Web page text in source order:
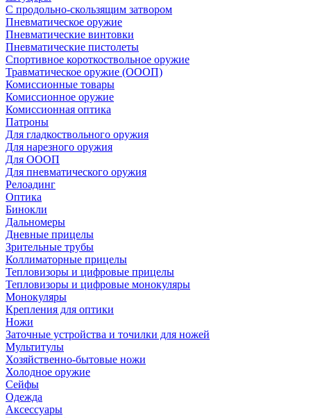
С продольно-скользящим затвором
Пневматическое оружие
Пневматические винтовки
Пневматические пистолеты
Спортивное короткоствольное оружие
Травматическое оружие (ОООП)
Комиссионные товары
Комиссионное оружие
Комиссионная оптика
Патроны
Для гладкоствольного оружия
Для нарезного оружия
Для ОООП
Для пневматического оружия
Релоадинг
Оптика
Бинокли
Дальномеры
Дневные прицелы
Зрительные трубы
Коллиматорные прицелы
Тепловизоры и цифровые прицелы
Тепловизоры и цифровые монокуляры
Монокуляры
Крепления для оптики
Ножи
Заточные устройства и точилки для ножей
Мультитулы
Хозяйственно-бытовые ножи
Холодное оружие
Сейфы
Одежда
Аксессуары